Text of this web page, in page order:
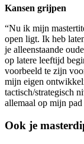
Kansen grijpen
“Nu ik mijn
open ligt. Ik heb
je alleenstaande
op latere leeftijd
voorbeeld te zijn
mijn eigen
tactisch/strategisch
allemaal op mijn
Ook je